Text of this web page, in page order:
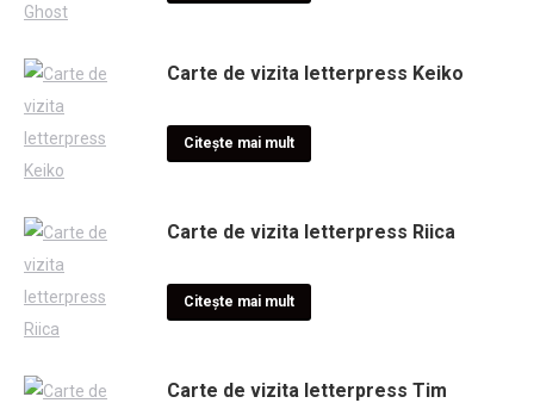
Carte de vizita letterpress Keiko
Citește mai mult
Carte de vizita letterpress Riica
Citește mai mult
Carte de vizita letterpress Tim